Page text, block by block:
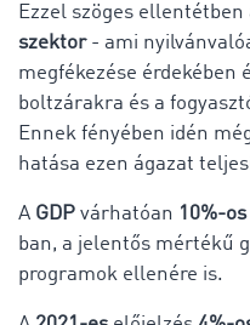
Ezzel szöges ellentétben
szektor- ami
megfékezése érdekében
boltzárakra és a
Ennek fényében idén
hatása ezen ágazat
A GDP várhatóan 10%-
ban, a jelentős mértékű
programok ellenére is.